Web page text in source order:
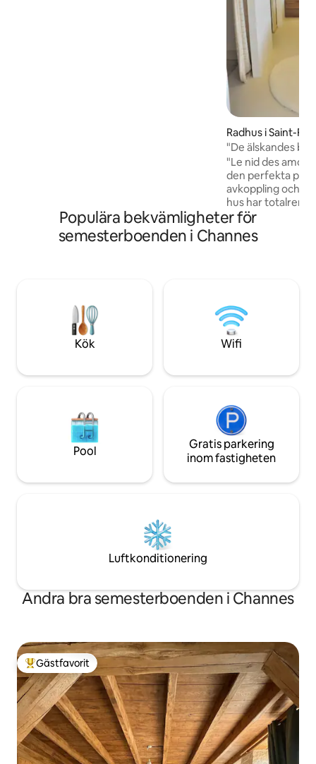
Radhus i Saint-
"De älskandes
"Le nid des
den perfekta
avkoppling och zen. Detta 70 m2
hus har
dekorerats i
Denna mysiga
material såsom
ekologisk bomull ..
Populära bekvämligheter för
semesterboenden i Channes
Kök Wifi
Pool
Gratis parkering
inom fastigheten
Luftkonditionering
Andra bra semesterboenden i Channes
Populär gästfavorit
Gästfavorit